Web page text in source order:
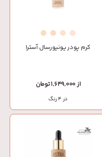
کرم پودر یونیورسال آسترا
از 1,649,000 تومان
در 4 رنگ